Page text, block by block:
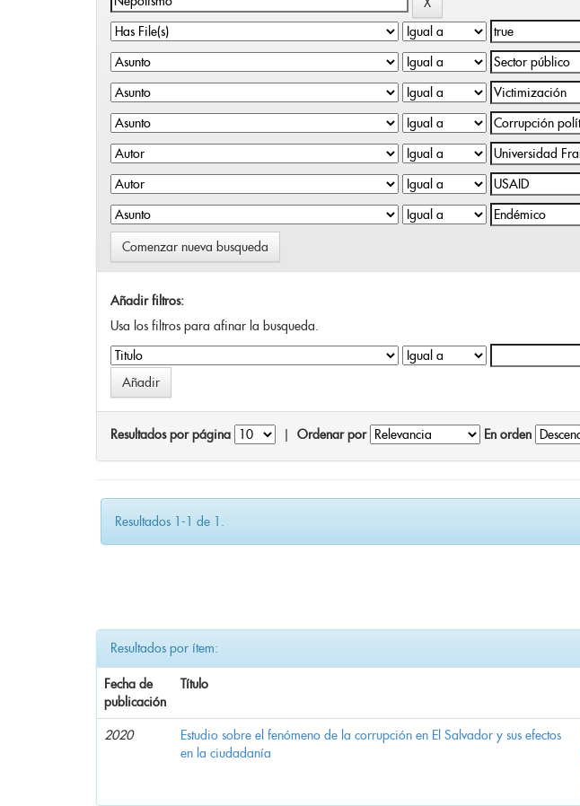
Comenzar nueva busqueda
Añadir filtros:
Usa los filtros para afinar la busqueda.
Resultados por página Ordenar por En orden
Resultados 1-1 de 1.
Resultados por ítem:
Fecha de
publicación
Título
2020
Estudio sobre el fenómeno de la corrupción en El Salvador y sus efectos
en la ciudadanía